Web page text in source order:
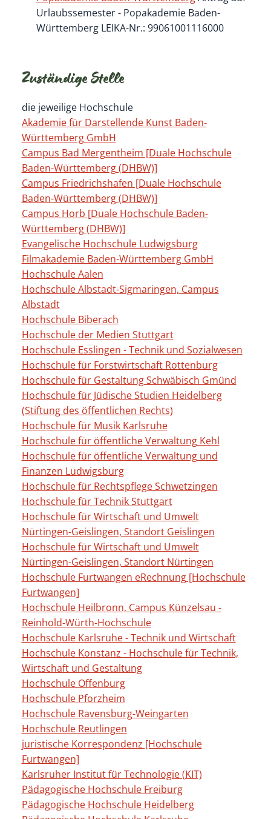
Urlaubssemester - Popakademie Baden-
Württemberg LEIKA-Nr.: 99061001116000
Zuständige Stelle
die jeweilige Hochschule
Akademie für Darstellende Kunst Baden-
Württemberg GmbH
Campus Bad Mergentheim [Duale Hochschule
Baden-Württemberg (DHBW)]
Campus Friedrichshafen [Duale Hochschule
Baden-Württemberg (DHBW)]
Campus Horb [Duale Hochschule Baden-
Württemberg (DHBW)]
Evangelische Hochschule Ludwigsburg
Filmakademie Baden-Württemberg GmbH
Hochschule Aalen
Hochschule Albstadt-Sigmaringen, Campus
Albstadt
Hochschule Biberach
Hochschule der Medien Stuttgart
Hochschule Esslingen - Technik und Sozialwesen
Hochschule für Forstwirtschaft Rottenburg
Hochschule für Gestaltung Schwäbisch Gmünd
Hochschule für Jüdische Studien Heidelberg
(Stiftung des öffentlichen Rechts)
Hochschule für Musik Karlsruhe
Hochschule für öffentliche Verwaltung Kehl
Hochschule für öffentliche Verwaltung und
Finanzen Ludwigsburg
Hochschule für Rechtspflege Schwetzingen
Hochschule für Technik Stuttgart
Hochschule für Wirtschaft und Umwelt
Nürtingen-Geislingen, Standort Geislingen
Hochschule für Wirtschaft und Umwelt
Nürtingen-Geislingen, Standort Nürtingen
Hochschule Furtwangen eRechnung [Hochschule
Furtwangen]
Hochschule Heilbronn, Campus Künzelsau -
Reinhold-Würth-Hochschule
Hochschule Karlsruhe - Technik und Wirtschaft
Hochschule Konstanz - Hochschule für Technik,
Wirtschaft und Gestaltung
Hochschule Offenburg
Hochschule Pforzheim
Hochschule Ravensburg-Weingarten
Hochschule Reutlingen
juristische Korrespondenz [Hochschule
Furtwangen]
Karlsruher Institut für Technologie (KIT)
Pädagogische Hochschule Freiburg
Pädagogische Hochschule Heidelberg